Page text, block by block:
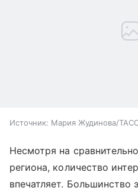
Источник: Мария Жудинова/
Несмотря на
региона, количество
впечатляет. Большинство